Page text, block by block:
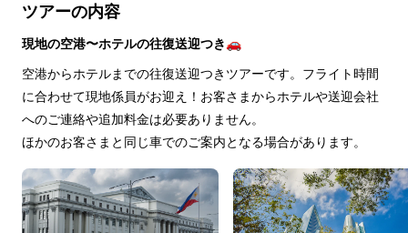
ツアーの内容
現地の空港〜ホテルの往復送迎つき🚗
空港からホテルまでの往復送迎つきツアーです。フライト時間
に合わせて現地係員がお迎え！お客さまからホテルや送迎会社
へのご連絡や追加料金は必要ありません。
ほかのお客さまと同じ車でのご案内となる場合があります。